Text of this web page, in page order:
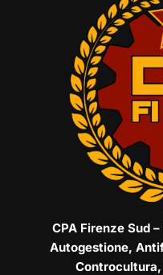
CPA Firenze Sud
Autogestione,